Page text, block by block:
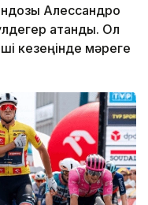
Алессандро
атанды. Ол
кезеңінде мәреге